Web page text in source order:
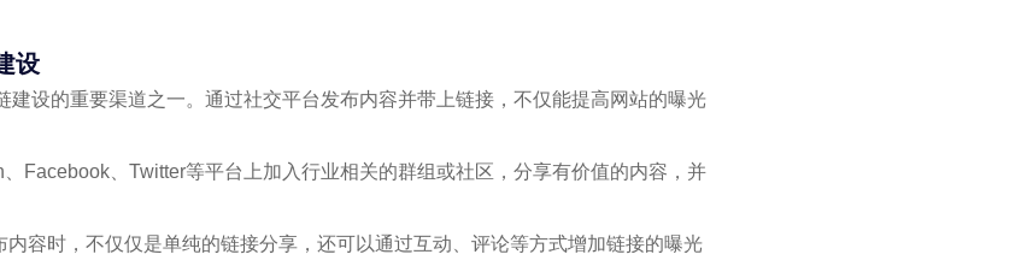
设
建设的重要渠道之一。通过社交平台发布内容并带上链接，不仅能提高网站的曝光
Facebook、Twitter等平台上加入行业相关的群组或社区，分享有价值的内容，并
容时，不仅仅是单纯的链接分享，还可以通过互动、评论等方式增加链接的曝光